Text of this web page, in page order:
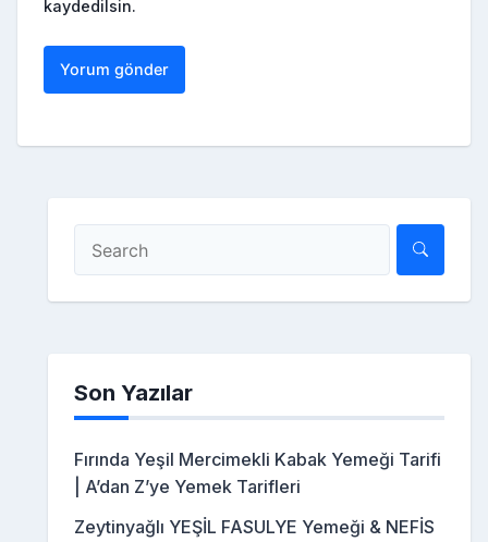
kaydedilsin.
Son Yazılar
Fırında Yeşil Mercimekli Kabak Yemeği Tarifi
| A’dan Z’ye Yemek Tarifleri
Zeytinyağlı YEŞİL FASULYE Yemeği & NEFİS